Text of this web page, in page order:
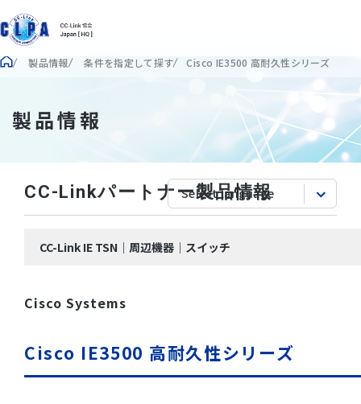
製品情報 条件を指定して探す Cisco IE3500 高耐久性シリーズ
製品情報
CC-Linkパートナー製品情報
CC-Link IE TSN｜周辺機器｜スイッチ
Cisco Systems
Cisco IE3500 高耐久性シリーズ